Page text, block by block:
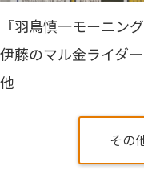
『羽鳥慎一モーニン
伊藤のマル金ライダ
他
その